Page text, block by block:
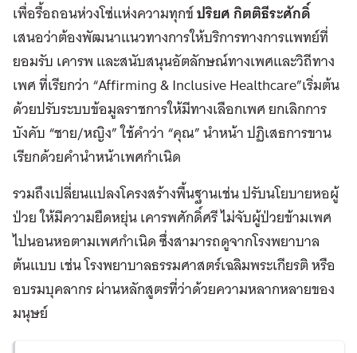
เพื่อรื้อถอนห่วงโซ่แห่งความทุกข์ปริยศ กิตติธีระศักดิ์
เสนอว่าต้องพัฒนาแนวทางการให้บริการทางการแพทย์ที่
ยอมรับ เคารพ และสนับสนุนอัตลักษณ์ทางเพศและวิถีทาง
เพศ ที่เรียกว่า “Affirming & Inclusive Healthcare”เริ่มต้น
ด้วยปรับระบบข้อมูลราชการให้มีทางเลือกเพศ ยกเลิกการ
บังคับ “ชาย/หญิง” ใช้คำว่า “คุณ” นำหน้า ปฏิเสธการขาน
เรียกด้วยคำนำหน้าเพศกำเนิด
รวมถึงเปลี่ยนแปลงโครงสร้างพื้นฐานเช่น ปรับนโยบายหอผู้
ป่วย ให้มีความยืดหยุ่น เคารพศักดิ์ศรี ไม่จับผู้ป่วยข้ามเพศ
ไปนอนหอตามเพศกำเนิด ซึ่งสามารถดูจากโรงพยาบาล
ต้นแบบ เช่น โรงพยาบาลธรรมศาสตร์เฉลิมพระเกียรติ หรือ
อบรมบุคลากร ผ่านหลักสูตรที่ว่าด้วยความหลากหลายของ
มนุษย์